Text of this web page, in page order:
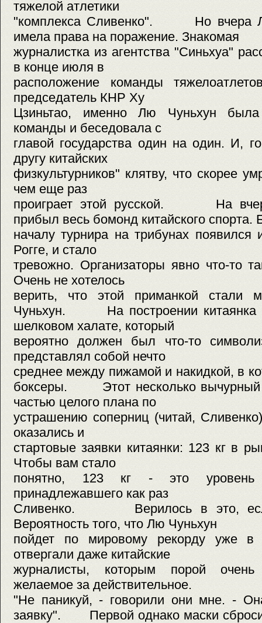
тяжелой атлетики
"комплекса Сливенко". Но вчера
имела права на поражение. Знакомая
журналистка из агентства "Синьхуа"
в конце июля в
расположение команды
председатель КНР Ху
Цзиньтао, именно Лю Чуньхун
команды и беседовала с
главой государства один на один. И,
другу китайских
физкультурников" клятву, что скорее
чем еще раз
проиграет этой русской. На
прибыл весь бомонд китайского спорта.
началу турнира на трибунах
Рогге, и стало
тревожно. Организаторы явно что-то
Очень не хотелось
верить, что этой приманкой стали
Чуньхун. На построении китаянка
шелковом халате, который
вероятно должен был что-то
представлял собой нечто
среднее между пижамой и накидкой, в
боксеры. Этот несколько вычурный
частью целого плана по
устрашению соперниц (читай,
оказались и
стартовые заявки китаянки: 123 кг в
Чтобы вам стало
понятно, 123 кг - это уровень
принадлежавшего как раз
Сливенко. Верилось в это,
Вероятность того, что Лю Чуньхун
пойдет по мировому рекорду уже
отвергали даже китайские
журналисты, которым порой очень
желаемое за действительное.
"Не паникуй, - говорили они мне. -
заявку". Первой однако маски